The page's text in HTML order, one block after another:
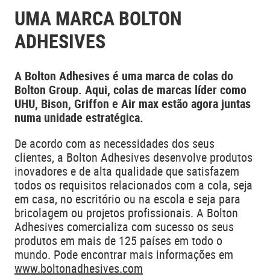
UMA MARCA BOLTON
ADHESIVES
A Bolton Adhesives é uma marca de colas do
Bolton Group. Aqui, colas de marcas líder como
UHU, Bison, Griffon e Air max estão agora juntas
numa unidade estratégica.
De acordo com as necessidades dos seus
clientes, a Bolton Adhesives desenvolve produtos
inovadores e de alta qualidade que satisfazem
todos os requisitos relacionados com a cola, seja
em casa, no escritório ou na escola e seja para
bricolagem ou projetos profissionais. A Bolton
Adhesives comercializa com sucesso os seus
produtos em mais de 125 países em todo o
mundo. Pode encontrar mais informações em
www.boltonadhesives.com